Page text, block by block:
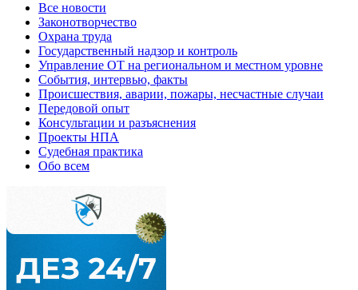
Все новости
Законотворчество
Охрана труда
Государственный надзор и контроль
Управление ОТ на региональном и местном уровне
События, интервью, факты
Происшествия, аварии, пожары, несчастные случаи
Передовой опыт
Консультации и разъяснения
Проекты НПА
Судебная практика
Обо всем